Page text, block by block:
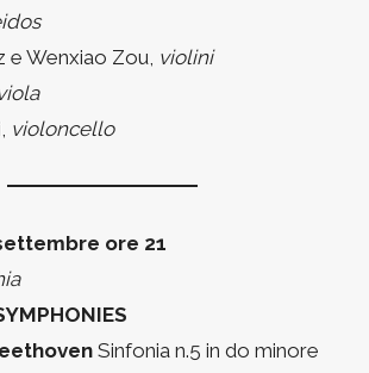
e Wenxiao Zou, violini
violoncello
ore 21
Sinfonia n.5 in do minore